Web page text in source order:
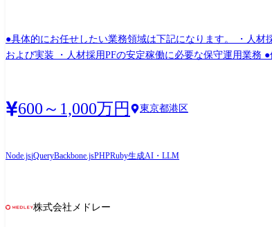
●具体的にお任せしたい業務領域は下記になります。 ・人
および実装 ・人材採用PFの安定稼働に必要な保守運用業務 ●使用技術 ・Ruby on Rails / GraphQL / Protocol Buffers ・React / TypeScript / Nexts.js ・Flutter ・MySQL / OpenSearch / Redis /
600～1,000万円 東京都港区
Node.jsjQueryBackbone.jsPHPRuby生成AI・LLM
株式会社メドレー